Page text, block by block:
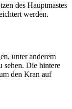
des Hauptmastes
werden.
unter anderem
Die hintere
den Kran auf